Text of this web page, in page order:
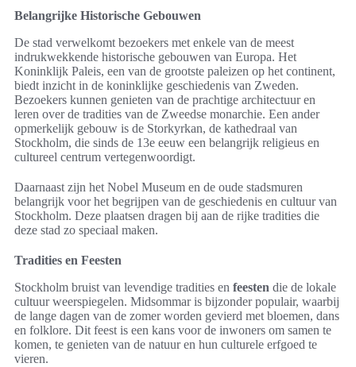
Belangrijke Historische Gebouwen
De stad verwelkomt bezoekers met enkele van de meest
indrukwekkende historische gebouwen van Europa. Het
Koninklijk Paleis, een van de grootste paleizen op het continent,
biedt inzicht in de koninklijke geschiedenis van Zweden.
Bezoekers kunnen genieten van de prachtige architectuur en
leren over de tradities van de Zweedse monarchie. Een ander
opmerkelijk gebouw is de Storkyrkan, de kathedraal van
Stockholm, die sinds de 13e eeuw een belangrijk religieus en
cultureel centrum vertegenwoordigt.
Daarnaast zijn het Nobel Museum en de oude stadsmuren
belangrijk voor het begrijpen van de geschiedenis en cultuur van
Stockholm. Deze plaatsen dragen bij aan de rijke tradities die
deze stad zo speciaal maken.
Tradities en Feesten
Stockholm bruist van levendige tradities en feesten die de lokale
cultuur weerspiegelen. Midsommar is bijzonder populair, waarbij
de lange dagen van de zomer worden gevierd met bloemen, dans
en folklore. Dit feest is een kans voor de inwoners om samen te
komen, te genieten van de natuur en hun culturele erfgoed te
vieren.